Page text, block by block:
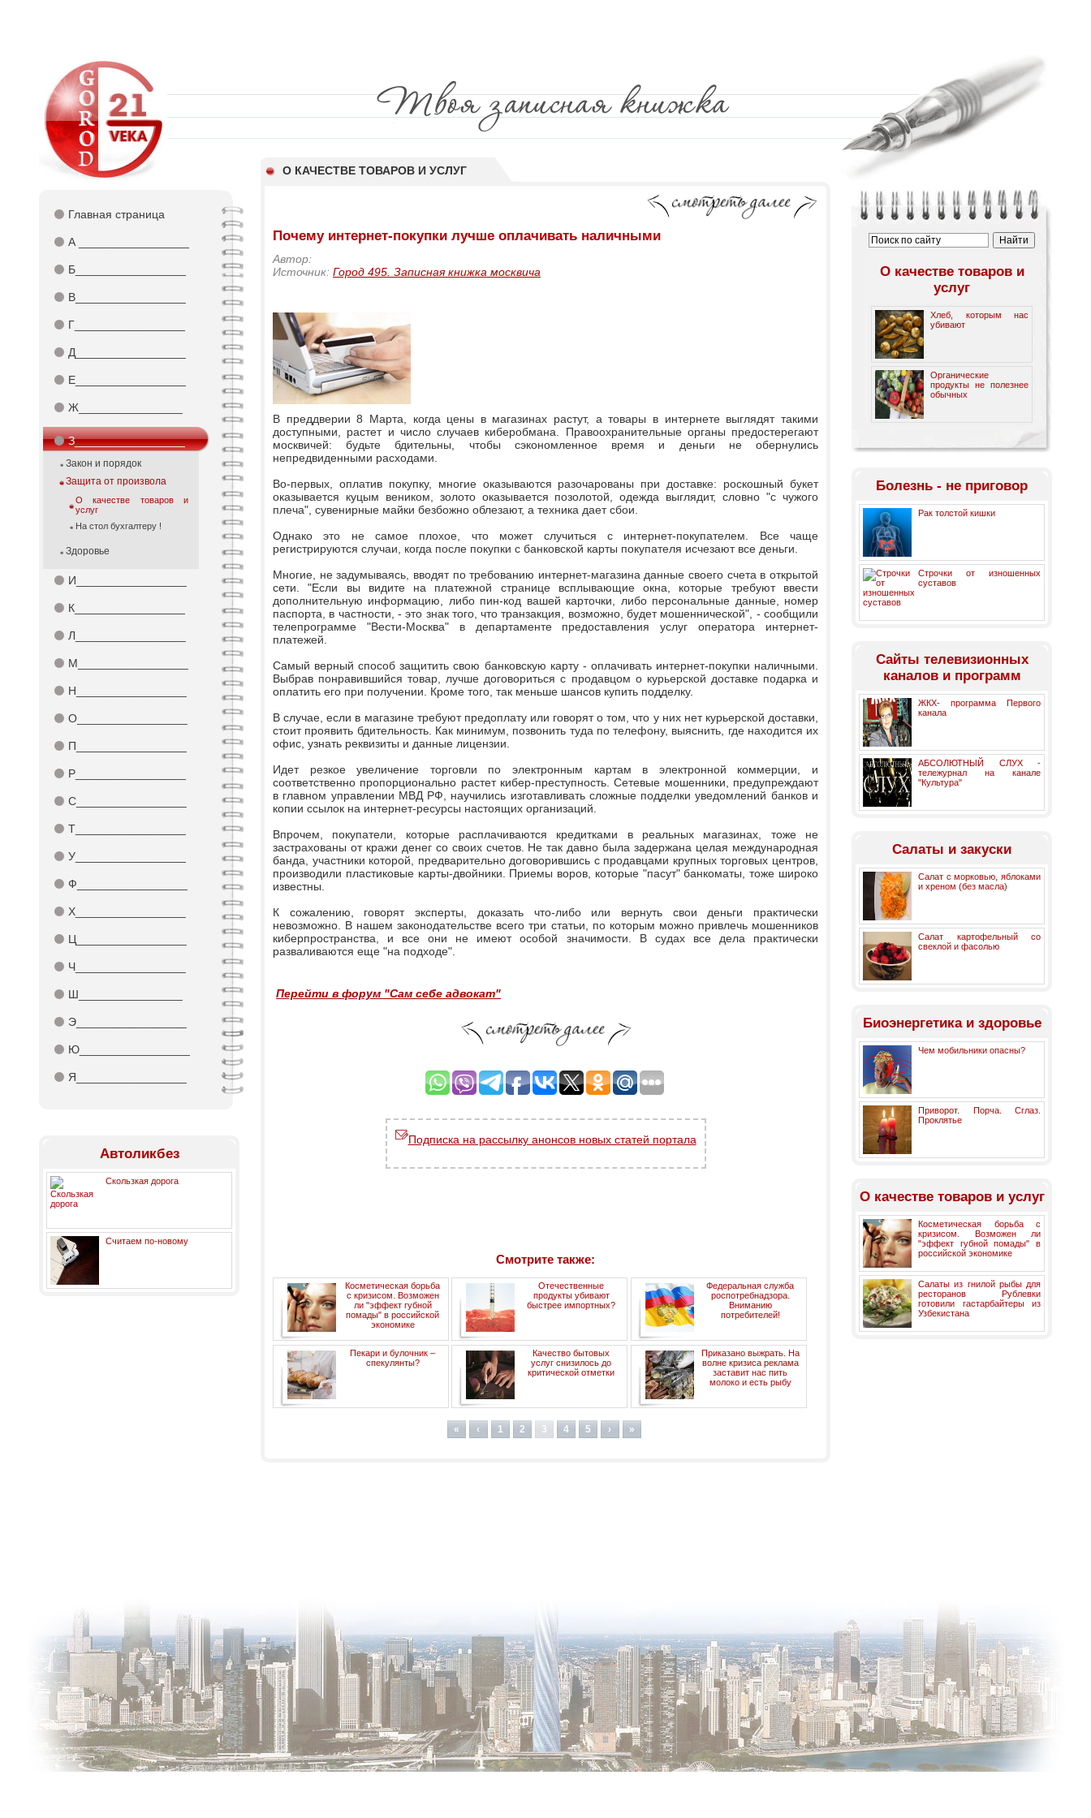
О КАЧЕСТВЕ ТОВАРОВ И УСЛУГ
⚫ Главная страница
⚫ А _________________
⚫ Б_________________
⚫ В_________________
⚫ Г_________________
⚫ Д_________________
⚫ Е_________________
⚫ Ж________________
⚫З_________________
Закон и порядок
Защита от произвола
О качестве товаров и
услуг
На стол бухгалтеру !
Здоровье
⚫ И_________________
⚫ К_________________
⚫ Л_________________
⚫ М_________________
⚫ Н_________________
⚫ О_________________
⚫ П_________________
⚫ Р_________________
⚫ С_________________
⚫ Т_________________
⚫ У_________________
⚫ Ф_________________
⚫ Х_________________
⚫ Ц_________________
⚫ Ч_________________
⚫ Ш________________
⚫ Э_________________
⚫ Ю_________________
⚫ Я_________________
Автоликбез
Скользкая дорога
Считаем по-новому
Почему интернет-покупки лучше оплачивать наличными
Автор:
Источник: Город 495. Записная книжка москвича
В преддверии 8 Марта, когда цены в магазинах растут, а товары в интернете выглядят такими
доступными, растет и число случаев киберобмана. Правоохранительные органы предостерегают
москвичей: будьте бдительны, чтобы сэкономленное время и деньги не обернулись
непредвиденными расходами.
Во-первых, оплатив покупку, многие оказываются разочарованы при доставке: роскошный букет
оказывается куцым веником, золото оказывается позолотой, одежда выглядит, словно "с чужого
плеча", сувенирные майки безбожно облезают, а техника дает сбои.
Однако это не самое плохое, что может случиться с интернет-покупателем. Все чаще
регистрируются случаи, когда после покупки с банковской карты покупателя исчезают все деньги.
Многие, не задумываясь, вводят по требованию интернет-магазина данные своего счета в открытой
сети. "Если вы видите на платежной странице всплывающие окна, которые требуют ввести
дополнительную информацию, либо пин-код вашей карточки, либо персональные данные, номер
паспорта, в частности, - это знак того, что транзакция, возможно, будет мошеннической", - сообщили
телепрограмме "Вести-Москва" в департаменте предоставления услуг оператора интернет-
платежей.
Самый верный способ защитить свою банковскую карту - оплачивать интернет-покупки наличными.
Выбрав понравившийся товар, лучше договориться с продавцом о курьерской доставке подарка и
оплатить его при получении. Кроме того, так меньше шансов купить подделку.
В случае, если в магазине требуют предоплату или говорят о том, что у них нет курьерской доставки,
стоит проявить бдительность. Как минимум, позвонить туда по телефону, выяснить, где находится их
офис, узнать реквизиты и данные лицензии.
Идет резкое увеличение торговли по электронным картам в электронной коммерции, и
соответственно пропорционально растет кибер-преступность. Сетевые мошенники, предупреждают
в главном управлении МВД РФ, научились изготавливать сложные подделки уведомлений банков и
копии ссылок на интернет-ресурсы настоящих организаций.
Впрочем, покупатели, которые расплачиваются кредитками в реальных магазинах, тоже не
застрахованы от кражи денег со своих счетов. Не так давно была задержана целая международная
банда, участники которой, предварительно договорившись с продавцами крупных торговых центров,
производили пластиковые карты-двойники. Приемы воров, которые "пасут" банкоматы, тоже широко
известны.
К сожалению, говорят эксперты, доказать что-либо или вернуть свои деньги практически
невозможно. В нашем законодательстве всего три статьи, по которым можно привлечь мошенников
киберпространства, и все они не имеют особой значимости. В судах все дела практически
разваливаются еще "на подходе".
Перейти в форум "Сам себе адвокат"
Подписка на рассылку анонсов новых статей портала
Смотрите также:
Косметическая борьба
с кризисом. Возможен
ли "эффект губной
помады" в российской
экономике
Отечественные
продукты убивают
быстрее импортных?
Федеральная служба
роспотребнадзора.
Вниманию
потребителей!
Пекари и булочник –
спекулянты?
Качество бытовых
услуг снизилось до
критической отметки
Приказано выжрать. На
волне кризиса реклама
заставит нас пить
молоко и есть рыбу
« ‹ 1 2 3 4 5 › »
О качестве товаров и
услуг
Хлеб, которым нас
убивают
Органические
продукты не полезнее
обычных
Болезнь - не приговор
Рак толстой кишки
Строчки от изношенных
суставов
Cайты телевизионных
каналов и программ
ЖКХ- программа Первого
канала
АБСОЛЮТНЫЙ СЛУХ -
тележурнал на канале
"Культура"
Салаты и закуски
Салат с морковью, яблоками
и хреном (без масла)
Салат картофельный со
свеклой и фасолью
Биоэнергетика и здоровье
Чем мобильники опасны?
Приворот. Порча. Сглаз.
Проклятье
О качестве товаров и услуг
Косметическая борьба с
кризисом. Возможен ли
"эффект губной помады" в
российской экономике
Салаты из гнилой рыбы для
ресторанов Рублевки
готовили гастарбайтеры из
Узбекистана